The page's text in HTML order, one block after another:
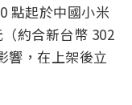
點起於中國小米
約合新台幣 302
響，在上架後立